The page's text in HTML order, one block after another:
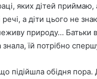
яких дітей приймаю,
а діти цього не
природу…
їй потрібно
підійшла обідня пора.